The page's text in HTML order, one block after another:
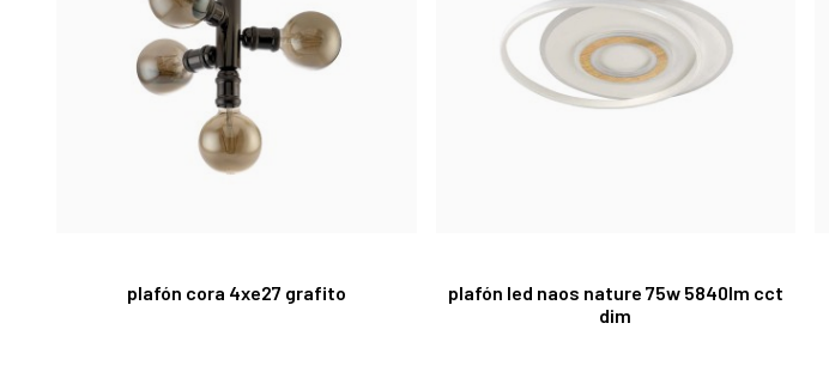
plafón cora 4xe27 grafito
plafón led naos nature 75w 5840lm cct
dim